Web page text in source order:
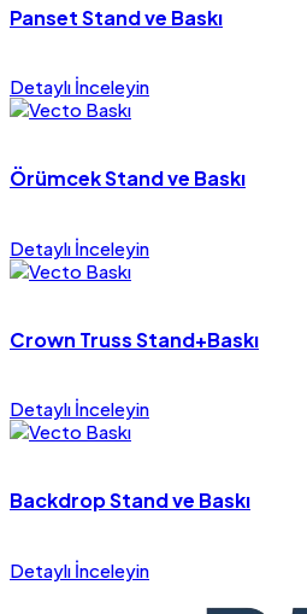
Panset Stand ve Baskı
Detaylı İnceleyin
Örümcek Stand ve Baskı
Detaylı İnceleyin
Crown Truss Stand+Baskı
Detaylı İnceleyin
Backdrop Stand ve Baskı
Detaylı İnceleyin